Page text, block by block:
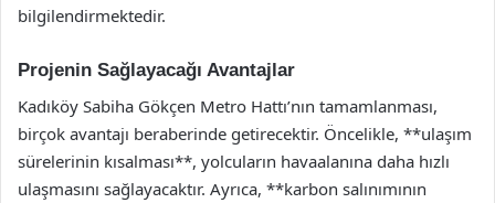
bilgilendirmektedir.
Projenin Sağlayacağı Avantajlar
Kadıköy Sabiha Gökçen Metro Hattı’nın tamamlanması,
birçok avantajı beraberinde getirecektir. Öncelikle, **ulaşım
sürelerinin kısalması**, yolcuların havaalanına daha hızlı
ulaşmasını sağlayacaktır. Ayrıca, **karbon salınımının